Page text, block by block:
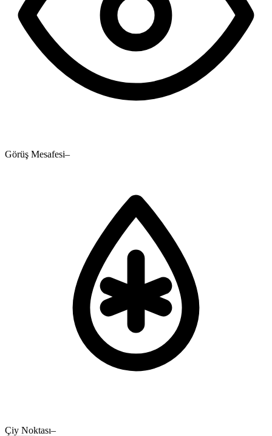
Görüş Mesafesi–
Çiy Noktası–